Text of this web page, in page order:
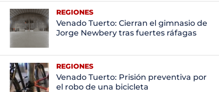
REGIONES
Venado Tuerto: Cierran el gimnasio de
Jorge Newbery tras fuertes ráfagas
REGIONES
Venado Tuerto: Prisión preventiva por
el robo de una bicicleta